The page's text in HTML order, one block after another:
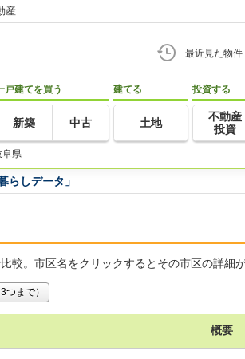
産
最近見た物件
戸建てを買う
新築 中古
建てる
土地
投資する
不動産
投資
阜県
らしデータ」
較。市区名をクリックするとその市区の詳細が
まで）
概要